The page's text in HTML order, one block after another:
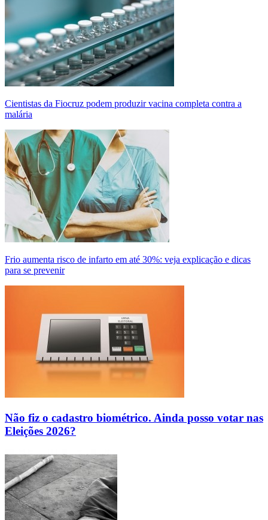
Cientistas da Fiocruz podem produzir vacina completa contra a
malária
Frio aumenta risco de infarto em até 30%: veja explicação e dicas
para se prevenir
Não fiz o cadastro biométrico. Ainda posso votar nas
Eleições 2026?